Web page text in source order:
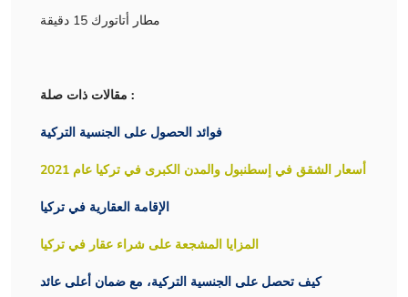
مطار أتاتورك 15 دقيقة
مقالات ذات صلة :
فوائد الحصول على الجنسية التركية
أسعار الشقق في إسطنبول والمدن الكبرى في تركيا عام 2021
الإقامة العقارية في تركيا
المزايا المشجعة على شراء عقار في تركيا
كيف تحصل على الجنسية التركية، مع ضمان أعلى عائد